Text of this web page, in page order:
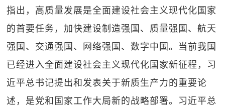
指出，高质量发展是全面建设社会主义现代化国家
的首要任务，加快建设制造强国、质量强国、航天
强国、交通强国、网络强国、数字中国。当前我国
已经进入全面建设社会主义现代化国家新征程，习
近平总书记提出和发表关于新质生产力的重要论
述，是党和国家工作大局新的战略部署。习近平总